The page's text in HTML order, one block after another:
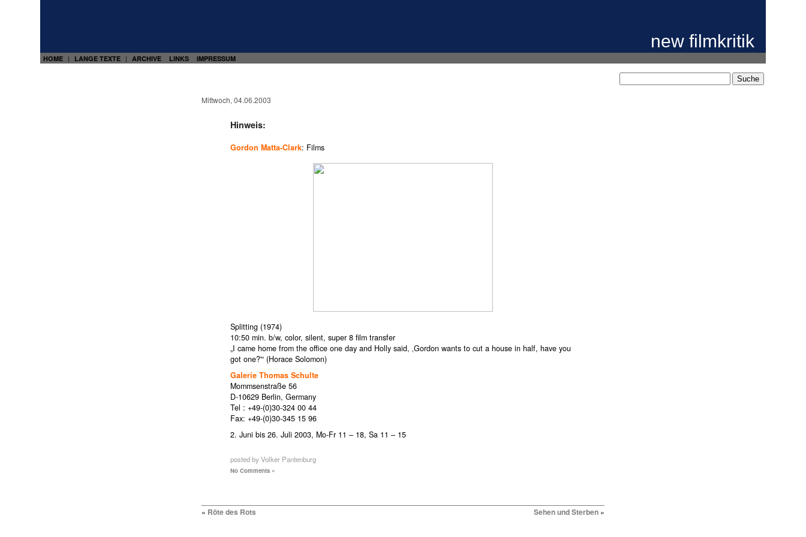
new filmkritik
HOME | LANGE TEXTE | ARCHIVE LINKS IMPRESSUM
Mittwoch, 04.06.2003
Hinweis:
Gordon Matta-Clark: Films
Splitting (1974)
10:50 min. b/w, color, silent, super 8 film transfer
„I came home from the office one day and Holly said, ‚Gordon wants to cut a house in half, have you
got one?'“ (Horace Solomon)
Galerie Thomas Schulte
Mommsenstraße 56
D-10629 Berlin, Germany
Tel : +49-(0)30-324 00 44
Fax: +49-(0)30-345 15 96
2. Juni bis 26. Juli 2003, Mo-Fr 11 – 18, Sa 11 – 15
posted by Volker Pantenburg
No Comments »
« Röte des Rots Sehen und Sterben »